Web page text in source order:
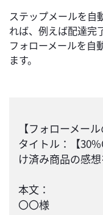
ステップメールを自
れば、例えば配達完
フォローメールを自
ます。
【フォローメール
タイトル：【
け済み商品の感
本文：
〇〇様